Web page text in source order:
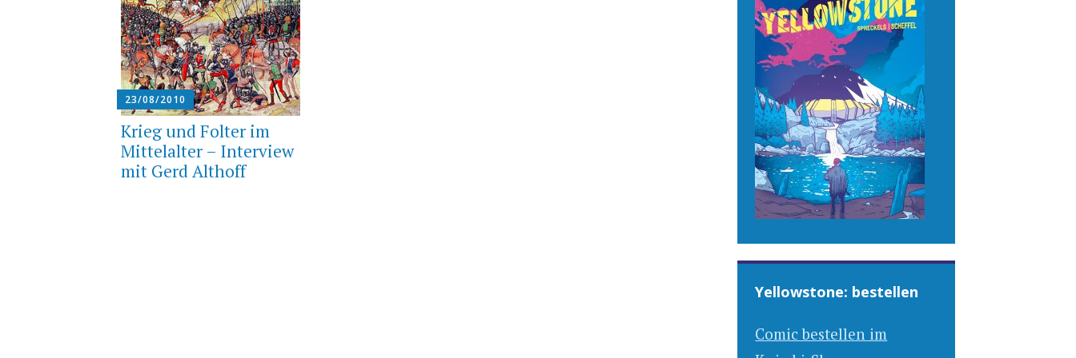
23/08/2010
Krieg und Folter im
Mittelalter – Interview
mit Gerd Althoff
Yellowstone: bestellen
Comic bestellen im